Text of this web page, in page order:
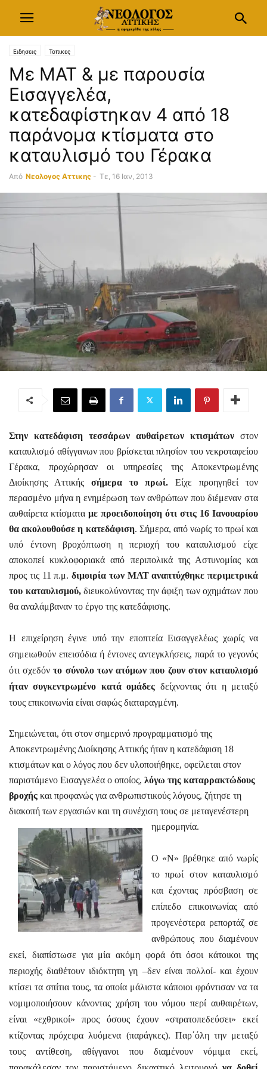
Ειδησεις Τοπικες
Με ΜΑΤ & με παρουσία
Εισαγγελέα,
κατεδαφίστηκαν 4 από 18
παράνομα κτίσματα στο
καταυλισμό του Γέρακα
Από Νεολογος Αττικης - Τε, 16 Ιαν, 2013
Στην κατεδάφιση τεσσάρων αυθαίρετων κτισμάτων στον
καταυλισμό αθίγγανων που βρίσκεται πλησίον του νεκροταφείου
Γέρακα, προχώρησαν οι υπηρεσίες της Αποκεντρωμένης
Διοίκησης Αττικής σήμερα το πρωί. Είχε προηγηθεί τον
περασμένο μήνα η ενημέρωση των ανθρώπων που διέμεναν στα
αυθαίρετα κτίσματα με προειδοποίηση ότι στις 16 Ιανουαρίου
θα ακολουθούσε η κατεδάφιση. Σήμερα, από νωρίς το πρωί και
υπό έντονη βροχόπτωση η περιοχή του καταυλισμού είχε
αποκοπεί κυκλοφοριακά από περιπολικά της Αστυνομίας και
προς τις 11 π.μ. διμοιρία των ΜΑΤ αναπτύχθηκε περιμετρικά
του καταυλισμού,διευκολύνοντας την άφιξη των οχημάτων που
θα αναλάμβαναν το έργο της κατεδάφισης.
Η επιχείρηση έγινε υπό την εποπτεία Εισαγγελέως χωρίς να
σημειωθούν επεισόδια ή έντονες αντεγκλήσεις, παρά το γεγονός
ότι σχεδόντο σύνολο των ατόμων που ζουν στον καταυλισμό
ήταν συγκεντρωμένο κατά ομάδες δείχνοντας ότι η μεταξύ
τους επικοινωνία είναι σαφώς διαταραγμένη.
Σημειώνεται, ότι στον σημερινό προγραμματισμό της
Αποκεντρωμένης Διοίκησης Αττικής ήταν η κατεδάφιση 18
κτισμάτων και ο λόγος που δεν υλοποιήθηκε, οφείλεται στον
παριστάμενο Εισαγγελέα ο οποίος, λόγω της καταρρακτώδους
βροχής και προφανώς για ανθρωπιστικούς λόγους, ζήτησε τη
διακοπή των εργασιών και τη συνέχιση τους σε μεταγενέστερη
ημερομηνία.
Ο «Ν» βρέθηκε από νωρίς
το πρωί στον καταυλισμό
και έχοντας πρόσβαση σε
επίπεδο επικοινωνίας από
προγενέστερα ρεπορτάζ σε
ανθρώπους που διαμένουν
εκεί, διαπίστωσε για μία ακόμη φορά ότι όσοι κάτοικοι της
περιοχής διαθέτουν ιδιόκτητη γη –δεν είναι πολλοί- και έχουν
κτίσει τα σπίτια τους, τα οποία μάλιστα κάποιοι φρόντισαν να τα
νομιμοποιήσουν κάνοντας χρήση του νόμου περί αυθαιρέτων,
είναι «εχθρικοί» προς όσους έχουν «στρατοπεδεύσει» εκεί
κτίζοντας πρόχειρα λυόμενα (παράγκες). Παρ΄όλη την μεταξύ
τους αντίθεση, αθίγγανοι που διαμένουν νόμιμα εκεί,